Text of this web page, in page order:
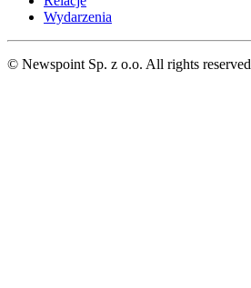
Wydarzenia
© Newspoint Sp. z o.o. All rights reserved